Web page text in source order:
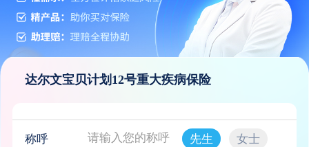
达尔文宝贝计划12号重大疾病保险
先生 女士
称呼